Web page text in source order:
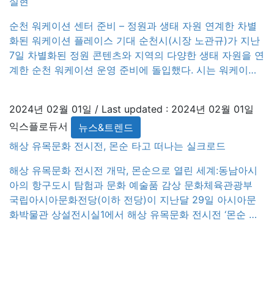
순천 워케이션 센터 준비 – 정원과 생태 자원 연계한 차별
화된 워케이션 플레이스 기대 순천시(시장 노관규)가 지난
7일 차별화된 정원 콘텐츠와 지역의 다양한 생태 자원을 연
계한 순천 워케이션 운영 준비에 돌입했다. 시는 워케이션
촌을 연계하여 다양한 숙박 공간과 사무 공간을 제공할 예
정이다. 또한 무료입장이 가능한 ‘순천매직패스’와 ‘웰컴키
트’ 등 각종 혜택 및 지원 제도를 마련하고 정원 웰니스 프
그램도 준비하고 있다. 시 관계자는 4월 오픈을 대비하
여 단골 고객 유치를 위해 수도권 기업과 투자유치 기관, 정
부 및 공공기관을 대상으로 팸투어를 실시하고 업무협
약 등으로 단체 이용자를 유치할 계획이라 전했다. 시 관계
2024년 02월 01일 / Last updated : 2024년 02월 01일
익스플로듀서
뉴스&트렌드
해상 유목문화 전시전, 몬순 타고 떠나는 실크로드
해상 유목문화 전시전 개막, 몬순으로 열린 세계:동남아시
아의 항구도시 탐험과 문화 예술품 감상 문화체육관광부
국립아시아문화전당(이하 전당)이 지난달 29일 아시아문
화박물관 상설전시실1에서 해상 유목문화 전시전 ‘몬순 으